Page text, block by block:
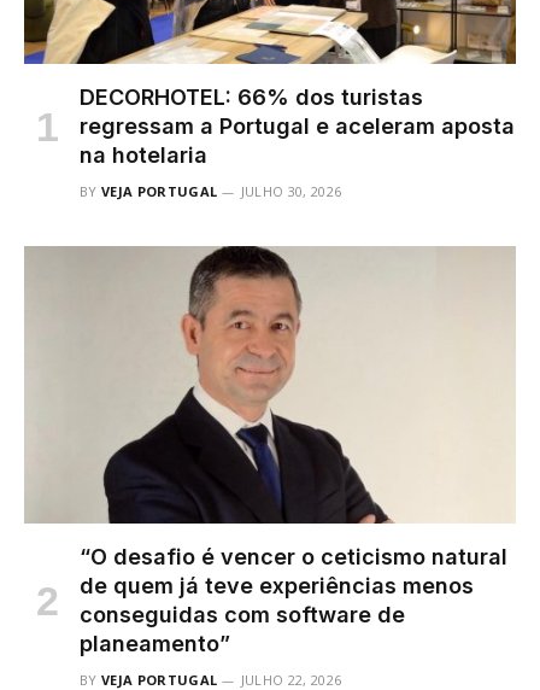
DECORHOTEL: 66% dos turistas
regressam a Portugal e aceleram aposta
na hotelaria
BY VEJA PORTUGAL JULHO 30, 2026
“O desafio é vencer o ceticismo natural
de quem já teve experiências menos
conseguidas com software de
planeamento”
BY VEJA PORTUGAL JULHO 22, 2026